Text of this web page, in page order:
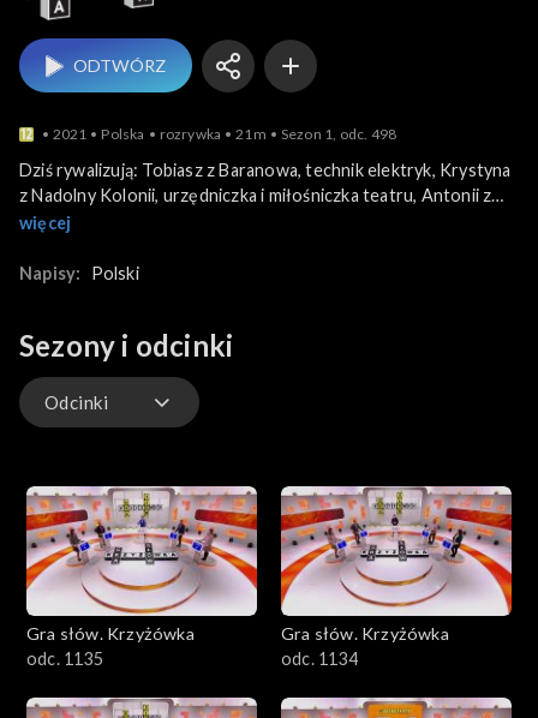
ODTWÓRZ
2021 Polska rozrywka 21m Sezon 1, odc. 498
Dziś rywalizują: Tobiasz z Baranowa, technik elektryk, Krystyna
z Nadolny Kolonii, urzędniczka i miłośniczka teatru, Antonii z
Cieszyna, amator gier i teleturniejów oraz Zofia z Warszawy,
więcej
Napisy: Polski
Sezony i odcinki
Odcinki
Gra słów. Krzyżówka
odc. 1135
Gra słów. Krzyżówka
odc. 1134